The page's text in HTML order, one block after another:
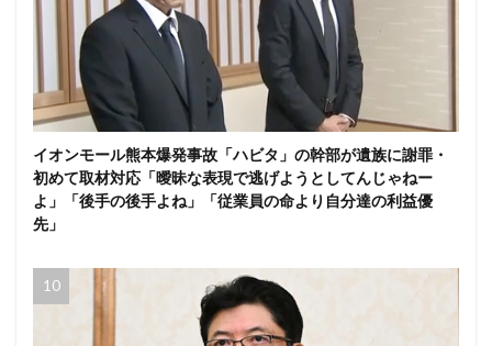
イオンモール熊本爆発事故「ハビタ」の幹部が遺族に謝罪・
初めて取材対応「曖昧な表現で逃げようとしてんじゃねー
よ」「後手の後手よね」「従業員の命より自分達の利益優
先」